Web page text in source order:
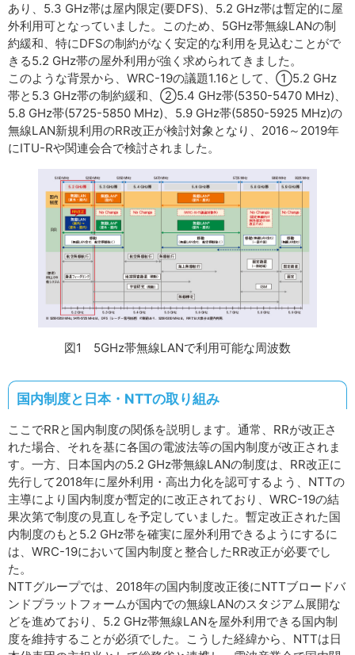
あり、5.3 GHz帯は屋内限定(要DFS)、5.2 GHz帯は暫定的に屋
外利用可となっていました。このため、5GHz帯無線LANの制
約緩和、特にDFSの制約がなく安定的な利用を見込むことがで
きる5.2 GHz帯の屋外利用が強く求められてきました。
このような背景から、WRC-19の議題1.16として、①5.2 GHz
帯と5.3 GHz帯の制約緩和、②5.4 GHz帯(5350-5470 MHz)、
5.8 GHz帯(5725-5850 MHz)、5.9 GHz帯(5850-5925 MHz)の
無線LAN新規利用のRR改正が検討対象となり、2016～2019年
にITU-Rや関連会合で検討されました。
図1 5GHz帯無線LANで利用可能な周波数
国内制度と日本・NTTの取り組み
ここでRRと国内制度の関係を説明します。通常、RRが改正さ
れた場合、それを基に各国の電波法等の国内制度が改正されま
す。一方、日本国内の5.2 GHz帯無線LANの制度は、RR改正に
先行して2018年に屋外利用・高出力化を認可するよう、NTTの
主導により国内制度が暫定的に改正されており、WRC-19の結
果次第で制度の見直しを予定していました。暫定改正された国
内制度のもと5.2 GHz帯を確実に屋外利用できるようにするに
は、WRC-19において国内制度と整合したRR改正が必要でし
た。
NTTグループでは、2018年の国内制度改正後にNTTブロードバ
ンドプラットフォームが国内での無線LANのスタジアム展開な
どを進めており、5.2 GHz帯無線LANを屋外利用できる国内制
度を維持することが必須でした。こうした経緯から、NTTは日